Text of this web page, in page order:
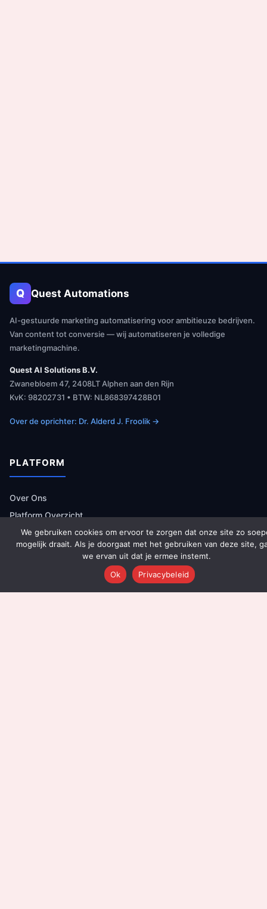
Q Quest Automations
AI-gestuurde marketing automatisering voor ambitieuze bedrijven.
Van content tot conversie — wij automatiseren je volledige
marketingmachine.
Quest AI Solutions B.V.
Zwanebloem 47, 2408LT Alphen aan den Rijn
KvK: 98202731 • BTW: NL868397428B01
Over de oprichter: Dr. Alderd J. Froolik →
PLATFORM
Over Ons
Platform Overzicht
AI Agents (142)
Technologie
We gebruiken cookies om ervoor te zorgen dat onze site zo
mogelijk draait. Als je doorgaat met het gebruiken van deze site,
we ervan uit dat je ermee instemt.
Ok
Privacybeleid